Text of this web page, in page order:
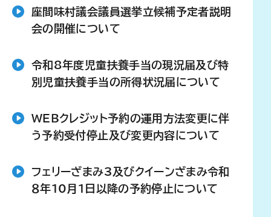
座間味村議会議員選挙立候補予定者説明
会の開催について
令和8年度児童扶養手当の現況届及び特
別児童扶養手当の所得状況届について
WEBクレジット予約の運用方法変更に伴
う予約受付停止及び変更内容について
フェリーざまみ3及びクイーンざまみ令和
８年10月1日以降の予約停止について